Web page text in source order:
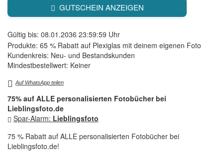
GUTSCHEIN ANZEIGEN
Gültig bis: 08.01.2036 23:59:59 Uhr
Produkte: 65 % Rabatt auf Plexiglas mit deinem eigenen Foto
Kundenkreis: Neu- und Bestandskunden
Mindestbestellwert: Keiner
Auf WhatsApp teilen
75% auf ALLE personalisierten Fotobücher bei
Lieblingsfoto.de
Spar-Alarm: Lieblingsfoto
75 % Rabatt auf ALLE personalisierten Fotobücher bei
Lieblingsfoto.de!